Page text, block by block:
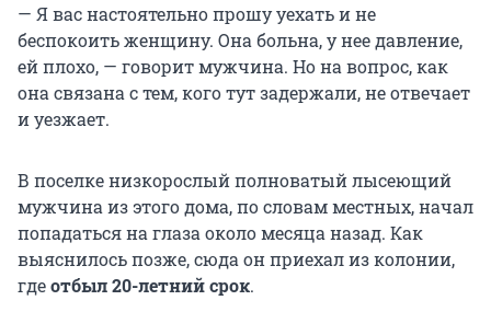
— Я вас настоятельно прошу уехать и не
беспокоить женщину. Она больна, у нее давление,
ей плохо, — говорит мужчина. Но на вопрос, как
она связана с тем, кого тут задержали, не отвечает
и уезжает.
В поселке низкорослый полноватый лысеющий
мужчина из этого дома, по словам местных, начал
попадаться на глаза около месяца назад. Как
выяснилось позже, сюда он приехал из колонии,
гдеотбыл 20-летний срок.